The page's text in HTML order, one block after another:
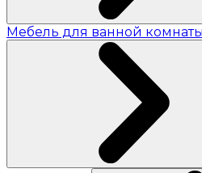
Мебель для ванной комнаты